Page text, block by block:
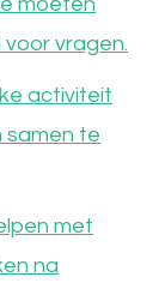
vragen.
activiteit
samen te
met
na